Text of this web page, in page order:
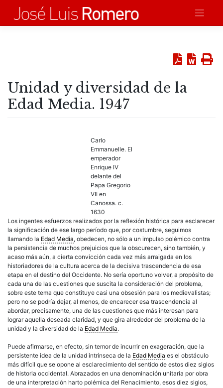
contenido
Unidad y diversidad de la
Edad Media. 1947
Carlo
Emmanuelle. El
emperador
Enrique IV
delante del
Papa Gregorio
VII en
Canossa. c.
1630
Los ingentes esfuerzos realizados por la reflexión histórica para esclarecer
la significación de ese largo período que, por costumbre, seguimos
llamando la Edad Media, obedecen, no sólo a un impulso polémico contra
la persistencia de muchos prejuicios que la obscurecen, sino también, y
acaso más aún, a cierta convicción cada vez más arraigada en los
historiadores de la cultura acerca de la decisiva trascendencia de esa
etapa en el destino del Occidente. No sería oportuno volver, a propósito de
cada una de las cuestiones que suscita la consideración del problema,
sobre este tema que constituye casi una obsesión para los medievalistas;
pero no se podría dejar, al menos, de encarecer esa trascendencia al
abordar, precisamente, una de las cuestiones que más interesan para
lograr aquella deseada claridad, y que gira alrededor del problema de la
unidad y la diversidad de la Edad Media.
Puede afirmarse, en efecto, sin temor de incurrir en exageración, que la
persistente idea de la unidad intrínseca de la Edad Media es el obstáculo
más difícil que se opone al esclarecimiento del sentido de estos diez siglos
de historia occidental. Abrazados en una denominación unitaria por obra
de una interpretación harto polémica del Renacimiento, esos diez siglos,